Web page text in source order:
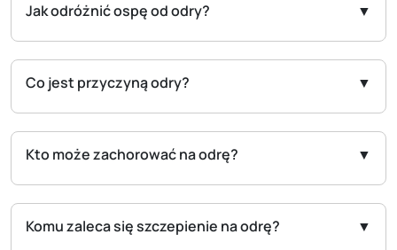
Jak odróżnić ospę od odry?
Co jest przyczyną odry?
Kto może zachorować na odrę?
Komu zaleca się szczepienie na odrę?